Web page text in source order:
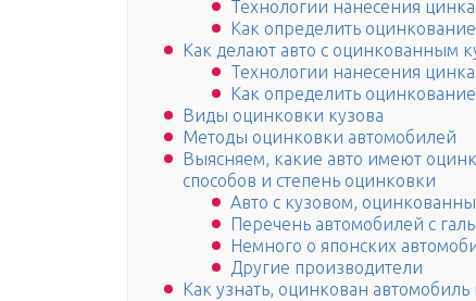
Технологии нанесения
Как определить
Как делают авто с оцинкованным
Технологии нанесения
Как определить
Виды оцинковки кузова
Методы оцинковки автомобилей
Выясняем, какие авто имеют
способов и степень оцинковки
Авто с кузовом,
Перечень автомобилей с
Немного о японских
Другие производители
Как узнать, оцинкован автомобиль